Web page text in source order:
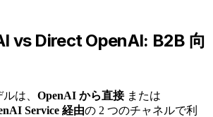
vs Direct OpenAI: B2B 向
は、 OpenAI から直接または
Service 経由の 2 つのチャネルで利